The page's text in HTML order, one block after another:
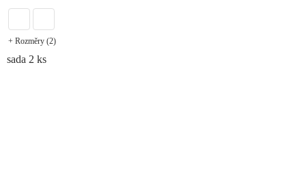
+ Rozměry (2)
sada 2 ks